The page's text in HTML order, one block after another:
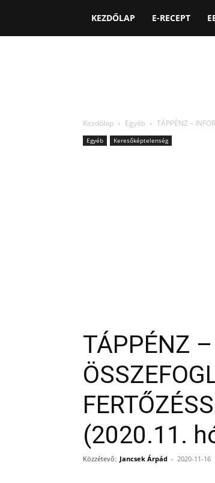
KEZDŐLAP E-RECEPT
Kezdőlap Egyéb TÁPPÉNZ –
Egyéb Keresőképtelenség
TÁPPÉNZ
(2020.11.
Közzétevő: Jancsek Árpád - 2020-11-16